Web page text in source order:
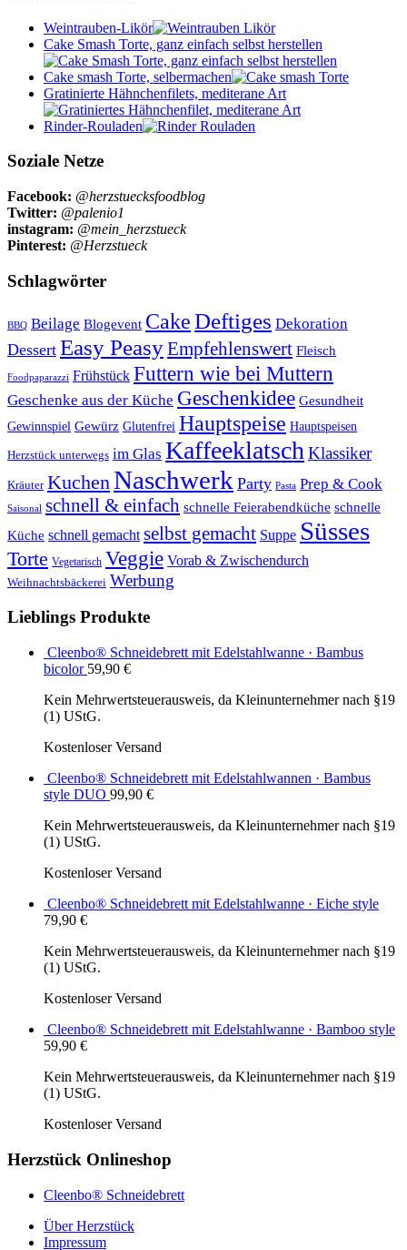
Weintrauben-Likör
Cake Smash Torte, ganz einfach selbst herstellen
Cake smash Torte, selbermachen
Gratinierte Hähnchenfilets, mediterane Art
Rinder-Rouladen
Soziale Netze
Facebook: @herzstuecksfoodblog
Twitter: @palenio1
instagram: @mein_herzstueck
Pinterest: @Herzstueck
Schlagwörter
BBQ Beilage Blogevent CakeDeftiges Dekoration
Dessert Easy PeasyEmpfehlenswert Fleisch
Foodpaparazzi Frühstück Futtern wie bei Muttern
Geschenke aus der Küche Geschenkidee Gesundheit
Gewinnspiel Gewürz Glutenfrei Hauptspeise Hauptspeisen
Herzstück unterwegs im Glas Kaffeeklatsch Klassiker
Kräuter Kuchen Naschwerk Party Pasta Prep & Cook
Saisonal schnell & einfach schnelle Feierabendküche schnelle
Küche schnell gemacht selbst gemacht Suppe Süsses
Torte Vegetarisch Veggie Vorab & Zwischendurch
Weihnachtsbäckerei Werbung
Lieblings Produkte
Cleenbo® Schneidebrett mit Edelstahlwanne · Bambus
bicolor 59,90 €
Kein Mehrwertsteuerausweis, da Kleinunternehmer nach §19
(1) UStG.
Kostenloser Versand
Cleenbo® Schneidebrett mit Edelstahlwannen · Bambus
style DUO 99,90 €
Kein Mehrwertsteuerausweis, da Kleinunternehmer nach §19
(1) UStG.
Kostenloser Versand
Cleenbo® Schneidebrett mit Edelstahlwanne · Eiche style
79,90 €
Kein Mehrwertsteuerausweis, da Kleinunternehmer nach §19
(1) UStG.
Kostenloser Versand
Cleenbo® Schneidebrett mit Edelstahlwanne · Bamboo style
59,90 €
Kein Mehrwertsteuerausweis, da Kleinunternehmer nach §19
(1) UStG.
Kostenloser Versand
Herzstück Onlineshop
Cleenbo® Schneidebrett
Über Herzstück
Impressum